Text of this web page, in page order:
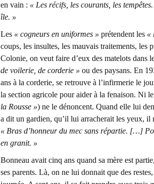
en vain : « Les récifs, les courants, les
île. »
Les « cogneurs en uniformes » prétendent les «
coups, les insultes, les mauvais traitements, les
Colonie, on veut faire d’eux des matelots dans
de voilerie, de corderie » ou des paysans. En
ans à la corderie, se retrouve à l’infirmerie le
la section agricole pour aider à la fenaison. Ni
la Rousse ») ne le dénoncent. Quand elle lui
a dit un gardien, qu’il lui arracherait les yeux, il
« Bras d’honneur du mec sans répartie. […]
en granit. »
Bonneau avait cinq ans quand sa mère est
ses parents. Là, on ne lui donnait que des